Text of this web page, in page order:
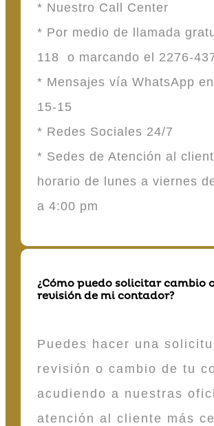
* Nuestro Call Center
* Por medio de llamada
118 o marcando el 2276-
* Mensajes vía WhatsApp
15-15
* Redes Sociales 24/7
* Sedes de Atención al
horario de lunes a viernes
a 4:00 pm
¿Cómo puedo solicitar cambio
revisión de mi contador?
Puedes hacer una
revisión o cambio de tu
acudiendo a nuestras
atención al cliente más